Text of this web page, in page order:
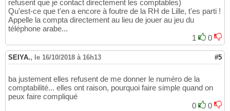
refusent que je contact directement les comptables)
Qu'est-ce que t'en a encore à foutre de la RH de Lille, t'es parti !
Appelle la compta directement au lieu de jouer au jeu du
téléphone arabe...
1
0
SEIYA., le 16/10/2018 à 16h13 #5
ba justement elles refusent de me donner le numéro de la
comptabilité... elles ont raison, pourquoi faire simple quand on
peux faire compliqué
0
0